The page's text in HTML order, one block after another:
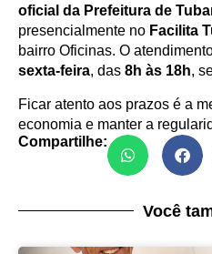
oficial da Prefeitura de
presencialmente no Facilita
bairro Oficinas. O
sexta-feira, das 8h às 18h,
Ficar atento aos prazos é a
economia e manter a
Compartilhe:
Você